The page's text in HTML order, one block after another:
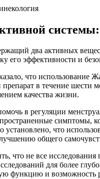
два активных
его эффективности и
что
в течение шести
качества жизни.
в регуляции
симптомы,
что
общего
что не все
для более
функцию и возможность